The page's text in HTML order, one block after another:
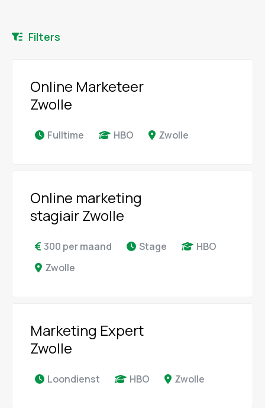
Filters
Online Marketeer
Zwolle
Fulltime HBO Zwolle
Online marketing
stagiair Zwolle
300 per maand Stage
HBO
Zwolle
Marketing Expert
Zwolle
Loondienst HBO Zwolle